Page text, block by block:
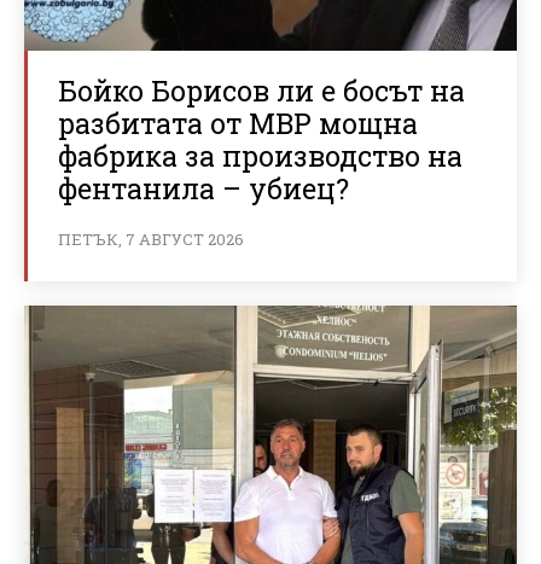
Бойко Борисов ли е босът на
разбитата от МВР мощна
фабрика за производство на
фентанила – убиец?
ПЕТЪК, 7 АВГУСТ 2026